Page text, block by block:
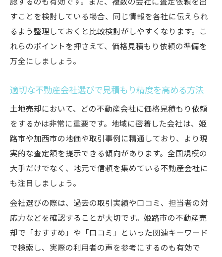
認するのも有効です。また、複数の会社に査定依頼を出
すことを検討している場合、同じ情報を各社に伝えられ
るよう整理しておくと比較検討がしやすくなります。こ
れらのポイントを押さえて、価格見積もり依頼の準備を
万全にしましょう。
適切な不動産会社選びで見積もり精度を高める方法
土地売却において、どの不動産会社に価格見積もり依頼
をするかは非常に重要です。地域に密着した会社は、姫
路市や加西市の地価や取引事例に精通しており、より現
実的な査定額を提示できる傾向があります。全国規模の
大手だけでなく、地元で信頼を集めている不動産会社に
も注目しましょう。
会社選びの際は、過去の取引実績や口コミ、担当者の対
応力などを確認することが大切です。姫路市の不動産売
却で「おすすめ」や「口コミ」といった関連キーワード
で検索し、実際の利用者の声を参考にするのも有効で